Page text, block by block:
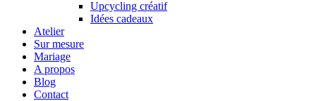
Upcycling créatif
Idées cadeaux
Atelier
Sur mesure
Mariage
A propos
Blog
Contact